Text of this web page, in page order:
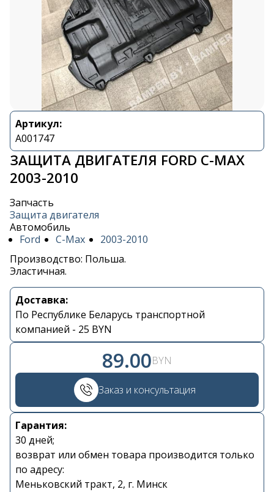
Артикул:
A001747
ЗАЩИТА ДВИГАТЕЛЯ FORD C-MAX
2003-2010
Запчасть
Защита двигателя
Автомобиль
Ford
C-Max
2003-2010
Производство: Польша.
Эластичная.
Доставка:
По Республике Беларусь транспортной
компанией - 25 BYN
89.00BYN
Заказ и консультация
Гарантия:
30 дней;
возврат или обмен товара производится только
по адресу:
Меньковский тракт, 2, г. Минск
Контакты
+375 29 870 15 80
Viber
shupik21@bk.ru